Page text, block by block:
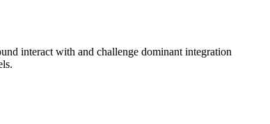
interact with and challenge dominant integration